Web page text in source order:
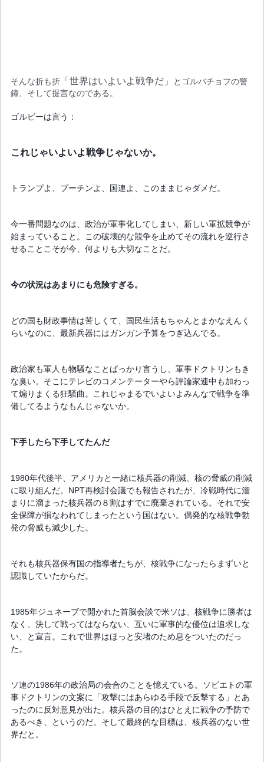
そんな折も折 「世界はいよいよ戦争だ」
とゴルバチョフの警
鐘、そして提言なのである。
ゴルビーは言う：
これじゃいよいよ戦争じゃないか。
トランプよ、プーチンよ、国連よ、このままじゃダメだ。
今一番問題なのは、政治が軍事化してしまい、新しい軍拡競争が
始まっていること。この破壊的な競争を止めてその流れを逆行さ
せることこそが今、何よりも大切なことだ。
今の状況はあまりにも危険すぎる。
どの国も財政事情は苦しくて、国民生活もちゃんとまかなえんく
らいなのに、最新兵器にはガンガン予算をつぎ込んでる。
政治家も軍人も物騒なことばっかり言うし、軍事ドクトリンもき
な臭い。そこにテレビのコメンテーターやら評論家連中も加わっ
て煽りまくる狂騒曲。これじゃまるでいよいよみんなで戦争を準
備してるようなもんじゃないか。
下手したら下手してたんだ
1980年代後半、アメリカと一緒に核兵器の削減、核の脅威の削減
に取り組んだ。NPT再検討会議でも報告されたが、冷戦時代に溜
まりに溜まった核兵器の８割はすでに廃棄されている。それで安
全保障が損なわれてしまったという国はない。偶発的な核戦争勃
発の脅威も減少した。
それも核兵器保有国の指導者たちが、核戦争になったらまずいと
認識していたからだ。
1985年ジュネーブで開かれた首脳会談で米ソは、核戦争に勝者は
なく、決して戦ってはならない、互いに軍事的な優位は追求しな
い、と宣言。これで世界はほっと安堵のため息をついたのだっ
た。
ソ連の1986年の政治局の会合のことを憶えている。ソビエトの軍
事ドクトリンの文案に「攻撃にはあらゆる手段で反撃する」とあ
ったのに反対意見が出た。核兵器の目的はひとえに戦争の予防で
あるべき、というのだ。そして最終的な目標は、核兵器のない世
界だと。